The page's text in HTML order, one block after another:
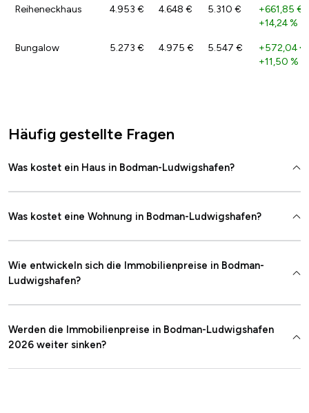
Reiheneckhaus 4.953 € 4.648 € 5.310 € +661,85 €
+14,24 %
Bungalow 5.273 € 4.975 € 5.547 € +572,04 €
+11,50 %
Häufig gestellte Fragen
Was kostet ein Haus in Bodman-Ludwigshafen?
Was kostet eine Wohnung in Bodman-Ludwigshafen?
Wie entwickeln sich die Immobilienpreise in Bodman-
Ludwigshafen?
Werden die Immobilienpreise in Bodman-Ludwigshafen
2026 weiter sinken?